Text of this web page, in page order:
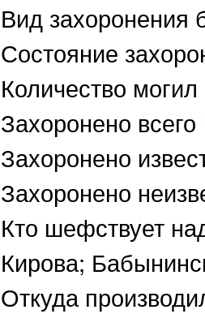
Вид захоронения
Состояние
Количество могил
Захоронено всего
Захоронено
Захоронено
Кто шефствует
Кирова;
Откуда